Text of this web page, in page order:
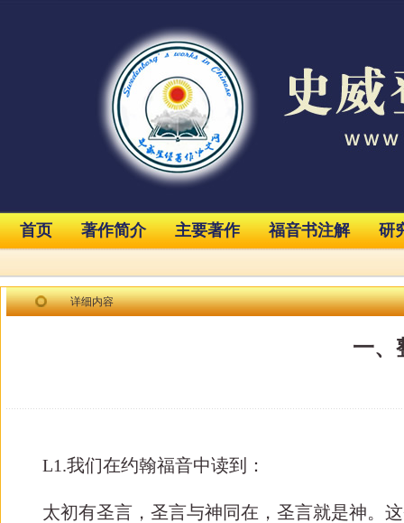
首页 著作简介 主要著作 福音书注解 研
详细内容
一、
L1.我们在约翰福音中读到：
太初有圣言，圣言与神同在，圣言就是神。这